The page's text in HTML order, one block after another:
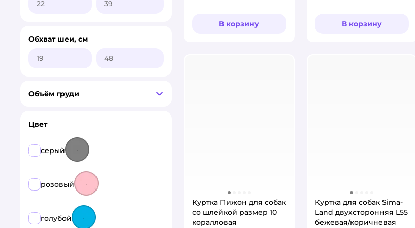
В корзину В корзину
Куртка Пижон для собак
со шлейкой размер 10
коралловая
Куртка для собак Sima-
Land двухсторонняя L55
бежевая/коричневая
Обхват шеи, см
Объём груди
Цвет
серый
розовый
голубой